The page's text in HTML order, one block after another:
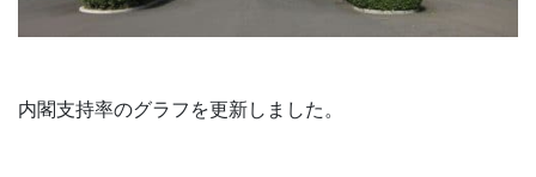
内閣支持率のグラフを更新しました。